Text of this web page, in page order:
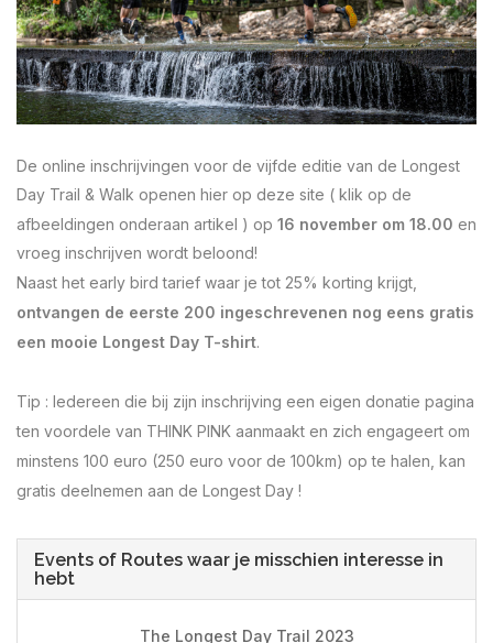
De online inschrijvingen voor de vijfde editie van de Longest
Day Trail & Walk openen hier op deze site ( klik op de
afbeeldingen onderaan artikel ) op 16 november om 18.00 en
vroeg inschrijven wordt beloond!
Naast het early bird tarief waar je tot 25% korting krijgt,
ontvangen de eerste 200 ingeschrevenen nog eens gratis
een mooie Longest Day T-shirt.
Tip : Iedereen die bij zijn inschrijving een eigen donatie pagina
ten voordele van THINK PINK aanmaakt en zich engageert om
minstens 100 euro (250 euro voor de 100km) op te halen, kan
gratis deelnemen aan de Longest Day !
Events of Routes waar je misschien interesse in
hebt
The Longest Day Trail 2023